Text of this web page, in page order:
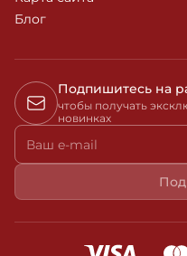
Блог
Подпишитесь на
чтобы получать
новинках
Ваш e-mail